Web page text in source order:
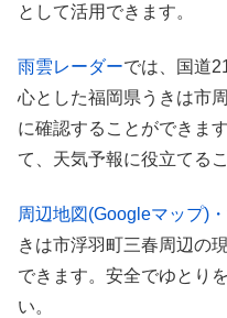
として活用できます。
雨雲レーダーでは、国道
心とした福岡県うきは市
に確認することができま
て、天気予報に役立てる
周辺地図(Googleマップ)
きは市浮羽町三春周辺の
できます。安全でゆとり
い。